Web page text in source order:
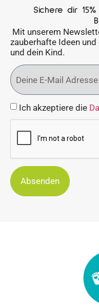
Sichere dir
Mit unserem
zauberhafte Ideen
und dein Kind.
Ich akzeptiere die
Absenden